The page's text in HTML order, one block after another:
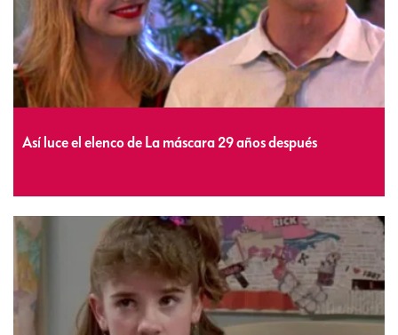
Así luce el elenco de La máscara 29 años después